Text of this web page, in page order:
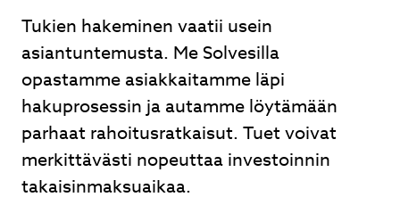
Tukien hakeminen vaatii usein
asiantuntemusta. Me Solvesilla
opastamme asiakkaitamme läpi
hakuprosessin ja autamme löytämään
parhaat rahoitusratkaisut. Tuet voivat
merkittävästi nopeuttaa investoinnin
takaisinmaksuaikaa.